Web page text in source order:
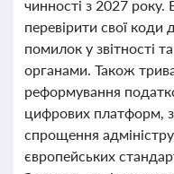
чинності з 2027 року.
перевірити свої коди
помилок у звітності
органами. Також
реформування
цифрових платформ, з
спрощення
європейських